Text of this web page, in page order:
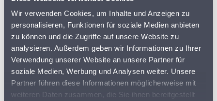
Wir verwenden Cookies, um Inhalte und Anzeigen zu
personalisieren, Funktionen für soziale Medien anbieten
zu können und die Zugriffe auf unsere Website zu
analysieren. Außerdem geben wir Informationen zu Ihrer
Verwendung unserer Website an unsere Partner für
soziale Medien, Werbung und Analysen weiter. Unsere
Partner führen diese Informationen möglicherweise mit
weiteren Daten zusammen, die Sie ihnen bereitgestellt
BVL
DISCOUNTER FLOTTENPLANUNG
LEBENSMITTELDATEN
LEBENSMITTELEINZELHANDEL